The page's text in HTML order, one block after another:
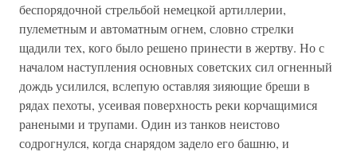
беспорядочной стрельбой немецкой артиллерии,
пулеметным и автоматным огнем, словно стрелки
щадили тех, кого было решено принести в жертву. Но с
началом наступления основных советских сил огненный
дождь усилился, вслепую оставляя зияющие бреши в
рядах пехоты, усеивая поверхность реки корчащимися
ранеными и трупами. Один из танков неистово
содрогнулся, когда снарядом задело его башню, и